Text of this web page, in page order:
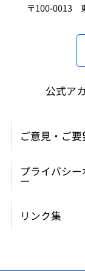
〒100-0013
公式ア
ご意見・ご要
プライバシ
ー
リンク集